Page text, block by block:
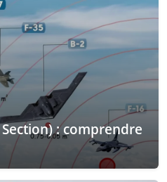
Section) : comprendre